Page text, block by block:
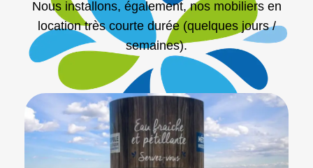
Nous installons, également, nos mobiliers en
location très courte durée (quelques jours /
semaines).